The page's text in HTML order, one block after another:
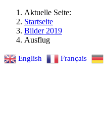
Aktuelle Seite:
Startseite
Bilder 2019
Ausflug
English Français